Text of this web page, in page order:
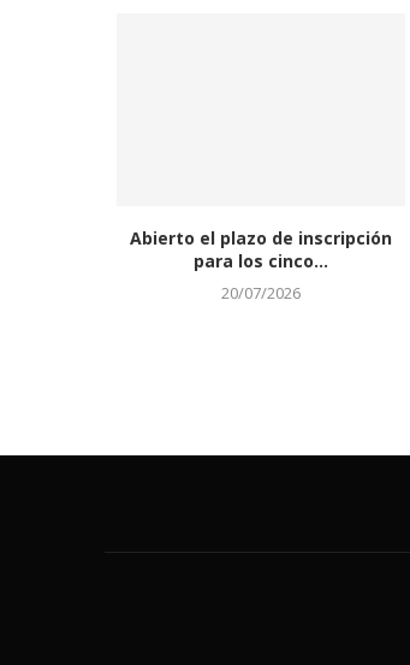
Abierto el plazo de inscripción
para los cinco...
20/07/2026